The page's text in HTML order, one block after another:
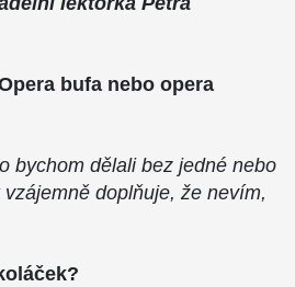
bufa nebo opera
bychom dělali bez jedné nebo
doplňuje, že nevím,